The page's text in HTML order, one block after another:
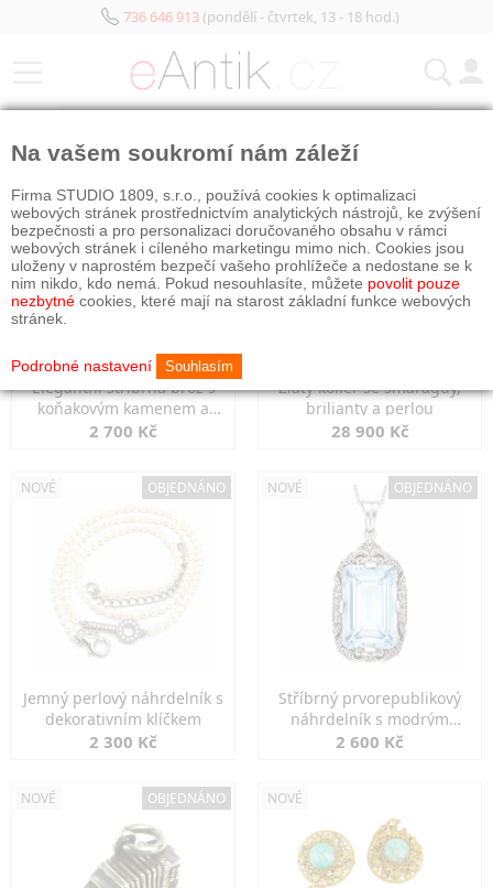
736 646 913(pondělí - čtvrtek, 13 - 18 hod.)
Elegantní stříbrná brož s
koňakovým kamenem a
markazity
2 700 Kč
Zlatý kolier se smaragdy,
brilianty a perlou
28 900 Kč
NOVÉ OBJEDNÁNO
Jemný perlový náhrdelník s
dekorativním klíčkem
2 300 Kč
NOVÉ OBJEDNÁNO
Stříbrný prvorepublikový
náhrdelník s modrým
spinelem
2 600 Kč
NOVÉ OBJEDNÁNO NOVÉ
Na vašem soukromí nám záleží
Firma STUDIO 1809, s.r.o., používá cookies k optimalizaci
webových stránek prostřednictvím analytických nástrojů, ke zvýšení
bezpečnosti a pro personalizaci doručovaného obsahu v rámci
webových stránek i cíleného marketingu mimo nich. Cookies jsou
uloženy v naprostém bezpečí vašeho prohlížeče a nedostane se k
nim nikdo, kdo nemá. Pokud nesouhlasíte, můžete povolit pouze
nezbytné cookies, které mají na starost základní funkce webových
stránek.
Podrobné nastavení Souhlasím